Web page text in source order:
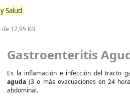
Salud
12,95 KB
Gastroenteritis
Es la inflamación e infección del tracto
aguda (3 o más evacuaciones en 24
abdominal.